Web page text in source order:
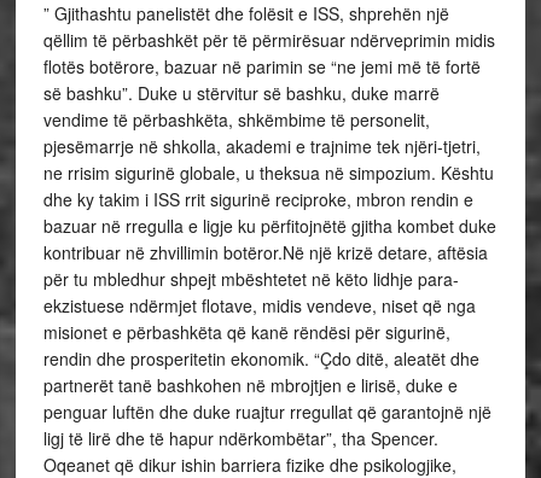
” Gjithashtu panelistët dhe folësit e ISS, shprehën një
qëllim të përbashkët për të përmirësuar ndërveprimin midis
flotës botërore, bazuar në parimin se “ne jemi më të fortë
së bashku”. Duke u stërvitur së bashku, duke marrë
vendime të përbashkëta, shkëmbime të personelit,
pjesëmarrje në shkolla, akademi e trajnime tek njëri-tjetri,
ne rrisim sigurinë globale, u theksua në simpozium. Kështu
dhe ky takim i ISS rrit sigurinë reciproke, mbron rendin e
bazuar në rregulla e ligje ku përfitojnëtë gjitha kombet duke
kontribuar në zhvillimin botëror.Në një krizë detare, aftësia
për tu mbledhur shpejt mbështetet në këto lidhje para-
ekzistuese ndërmjet flotave, midis vendeve, niset që nga
misionet e përbashkëta që kanë rëndësi për sigurinë,
rendin dhe prosperitetin ekonomik. “Çdo ditë, aleatët dhe
partnerët tanë bashkohen në mbrojtjen e lirisë, duke e
penguar luftën dhe duke ruajtur rregullat që garantojnë një
ligj të lirë dhe të hapur ndërkombëtar”, tha Spencer.
Oqeanet që dikur ishin barriera fizike dhe psikologjike,